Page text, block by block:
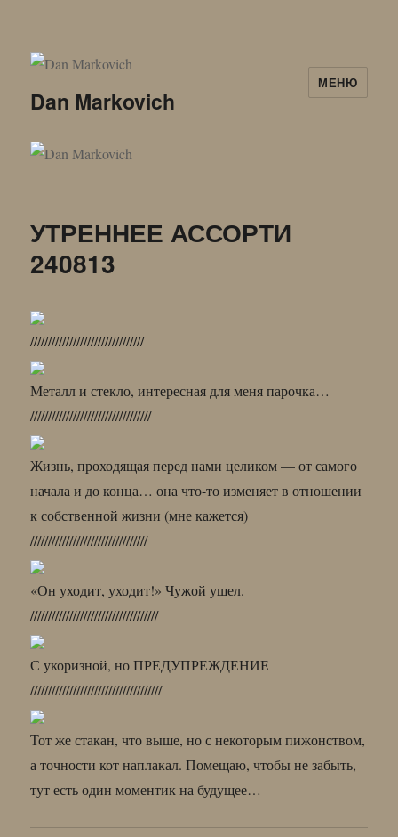
Dan Markovich
МЕНЮ
УТРЕННЕЕ АССОРТИ
240813
////////////////////////////////
Металл и стекло, интересная для меня парочка…
//////////////////////////////////
Жизнь, проходящая перед нами целиком — от самого
начала и до конца… она что-то изменяет в отношении
к собственной жизни (мне кажется)
/////////////////////////////////
«Он уходит, уходит!» Чужой ушел.
////////////////////////////////////
С укоризной, но ПРЕДУПРЕЖДЕНИЕ
/////////////////////////////////////
Тот же стакан, что выше, но с некоторым пижонством,
а точности кот наплакал. Помещаю, чтобы не забыть,
тут есть один моментик на будущее…